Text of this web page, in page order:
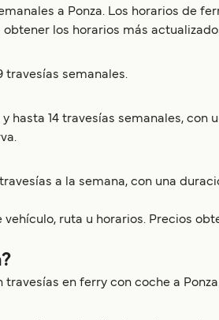
a Ponza. Los horarios de
los horarios más
travesías semanales.
14 travesías semanales, con
a la semana, con una
ruta u horarios. Precios
en ferry con coche a Ponza.